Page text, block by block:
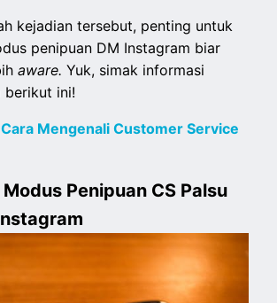
kejadian tersebut, penting untuk
penipuan DM Instagram biar
aware.Yuk, simak informasi
berikut ini!
Cara Mengenali Customer Service
Penipuan CS Palsu